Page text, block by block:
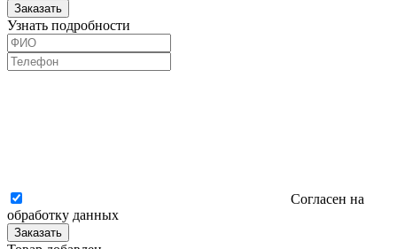
Заказать
Узнать подробности
Согласен на
обработку данных
Заказать